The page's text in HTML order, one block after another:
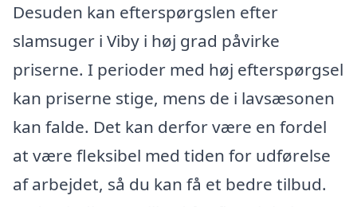
Desuden kan efterspørgslen efter
slamsuger i Viby i høj grad påvirke
priserne. I perioder med høj efterspørgsel
kan priserne stige, mens de i lavsæsonen
kan falde. Det kan derfor være en fordel
at være fleksibel med tiden for udførelse
af arbejdet, så du kan få et bedre tilbud.